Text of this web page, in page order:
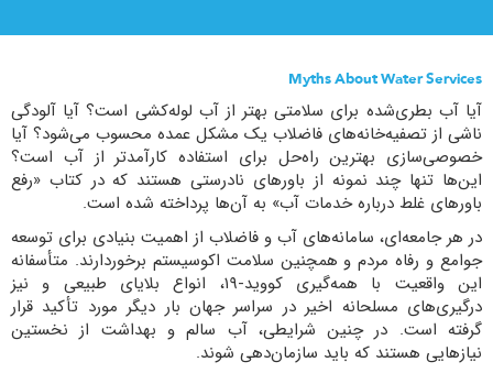
Myths About Water Services
آیا آب بطری‌شده برای سلامتی بهتر از آب لوله‌کشی است؟ آیا آلودگی
ناشی از تصفیه‌خانه‌های فاضلاب یک مشکل عمده محسوب می‌شود؟ آیا
خصوصی‌سازی بهترین راه‌حل برای استفاده کارآمدتر از آب است؟
این‌ها تنها چند نمونه از باورهای نادرستی هستند که در کتاب «رفع
باورهای غلط درباره خدمات آب» به آن‌ها پرداخته شده است.
در هر جامعه‌ای، سامانه‌های آب و فاضلاب از اهمیت بنیادی برای توسعه
جوامع و رفاه مردم و همچنین سلامت اکوسیستم برخوردارند. متأسفانه
این واقعیت با همه‌گیری کووید-۱۹، انواع بلایای طبیعی و نیز
درگیری‌های مسلحانه اخیر در سراسر جهان بار دیگر مورد تأکید قرار
گرفته است. در چنین شرایطی، آب سالم و بهداشت از نخستین
نیازهایی هستند که باید سازمان‌دهی شوند.